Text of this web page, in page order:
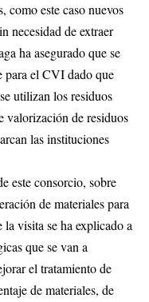
como este caso nuevos
necesidad de extraer
ha asegurado que se
para el CVI dado que
utilizan los residuos
valorización de residuos
las instituciones
este consorcio, sobre
de materiales para
visita se ha explicado a
que se van a
el tratamiento de
de materiales, de